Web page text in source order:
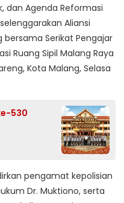
dan Agenda Reformasi
Aliansi
bersama Serikat Pengajar
Ruang Sipil Malang Raya
Kota Malang, Selasa
530
pengamat kepolisian
Dr. Muktiono, serta